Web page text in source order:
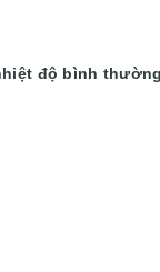
độ bình thường